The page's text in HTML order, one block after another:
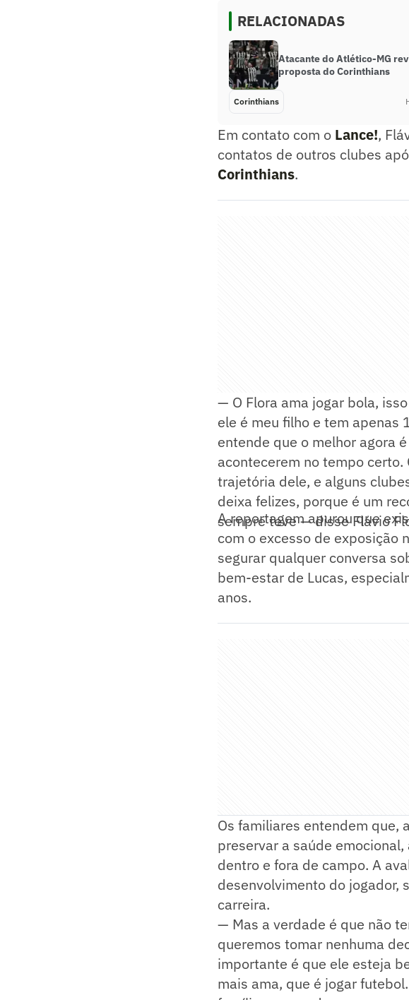
RELACIONADAS
Atacante do Atlético-MG
proposta do Corinthians
Corinthians
Em contato com o Lance!,
contatos de outros clubes
Corinthians.
— O Flora ama jogar bola,
ele é meu filho e tem apenas
entende que o melhor agora
acontecerem no tempo
trajetória dele, e alguns
deixa felizes, porque é um
sempre teve — disse Flávio
A reportagem apurou que
com o excesso de exposição
segurar qualquer conversa
bem-estar de Lucas,
anos.
Os familiares entendem que,
preservar a saúde
dentro e fora de campo. A
desenvolvimento do jogador,
carreira.
— Mas a verdade é que não
queremos tomar nenhuma
importante é que ele esteja
mais ama, que é jogar